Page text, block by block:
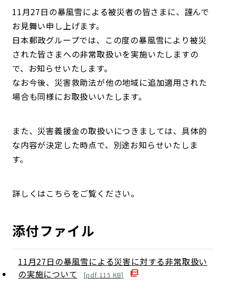
11月27日の暴風雪による被災者の皆さまに、謹んで
お見舞い申し上げます。
日本郵政グループでは、この度の暴風雪により被災
された皆さまへの非常取扱いを実施いたしますの
で、お知らせいたします。
なお今後、災害救助法が他の地域に追加適用された
場合も同様にお取扱いいたします。
また、災害義援金の取扱いにつきましては、具体的
な内容が決定した時点で、別途お知らせいたしま
す。
詳しくはこちらをご覧ください。
添付ファイル
11月27日の暴風雪による災害に対する非常取扱い
の実施について
[pdf 115 KB]